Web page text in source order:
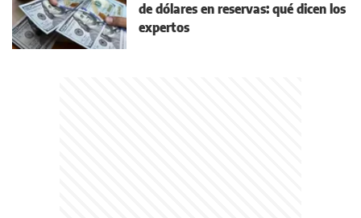
de dólares en reservas: qué dicen los
expertos